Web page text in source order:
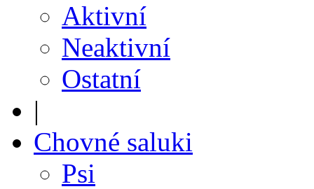
Aktivní
Neaktivní
Ostatní
|
Chovné saluki
Psi